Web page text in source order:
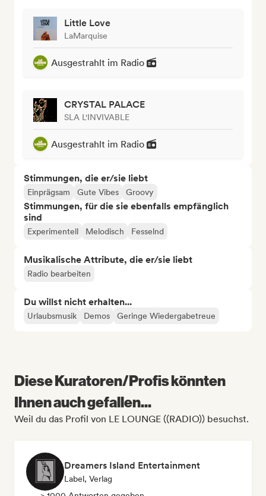
Little Love
LaMarquise
Ausgestrahlt im Radio
CRYSTAL PALACE
SLA L'INVIVABLE
Ausgestrahlt im Radio
Stimmungen, die er/sie liebt
Einprägsam Gute Vibes Groovy
Stimmungen, für die sie ebenfalls empfänglich
sind
Experimentell Melodisch Fesselnd
Musikalische Attribute, die er/sie liebt
Radio bearbeiten
Du willst nicht erhalten...
Urlaubsmusik Demos Geringe Wiedergabetreue
Diese Kuratoren/Profis könnten
Ihnen auch gefallen...
Weil du das Profil von LE LOUNGE ((RADIO)) besuchst.
Dreamers Island Entertainment
Label, Verlag